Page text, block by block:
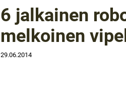
6 jalkainen
melkoinen
29.06.2014